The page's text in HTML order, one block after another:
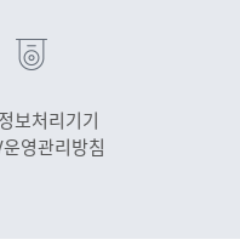
보처리기기
영관리방침